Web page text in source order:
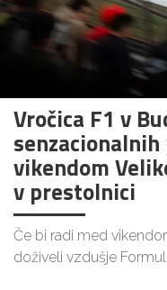
Vročica F1 v
vikendom
v prestolnici
Če bi radi med
doživeli vzdušje